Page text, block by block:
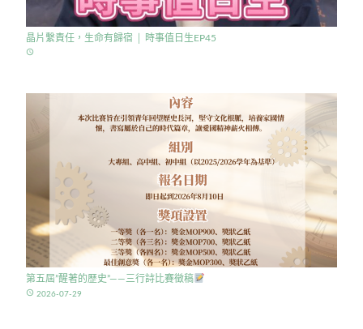
晶片繫責任，生命有歸宿 │ 時事值日生EP45
access_time
第五屆”醒著的歷史”——三行詩比賽徵稿
access_time 2026-07-29